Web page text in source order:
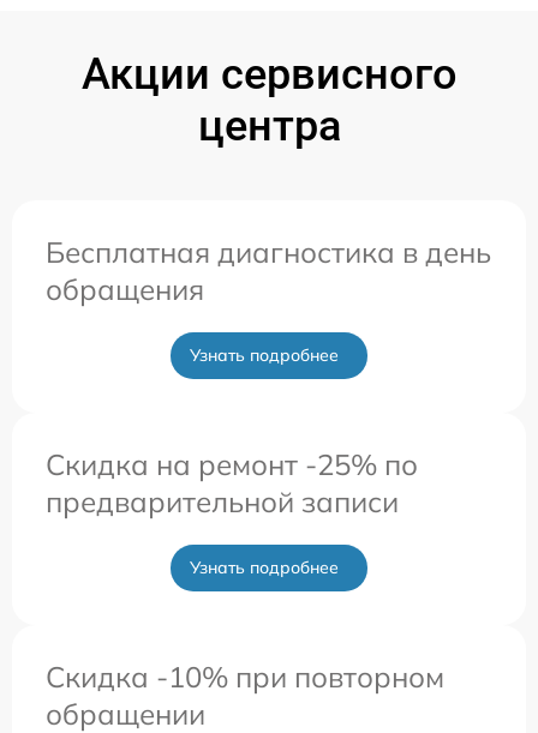
Акции сервисного
центра
Бесплатная диагностика в день
обращения
Узнать подробнее
Скидка на ремонт -25% по
предварительной записи
Узнать подробнее
Скидка -10% при повторном
обращении